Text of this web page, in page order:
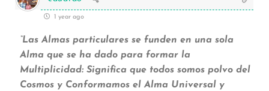
1 year ago
“Las Almas particulares se funden en una sola
Alma que se ha dado para formar la
Multiplicidad: Significa que todos somos polvo del
Cosmos y Conformamos el Alma Universal y